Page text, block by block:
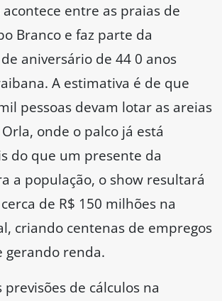
entre as praias de
Branco e faz parte da
aniversário de 44 0 anos
A estimativa é de que
pessoas devam lotar as areias
onde o palco já está
do que um presente da
a população, o show resultará
de R$ 150 milhões na
criando centenas de empregos
gerando renda.
previsões de cálculos na